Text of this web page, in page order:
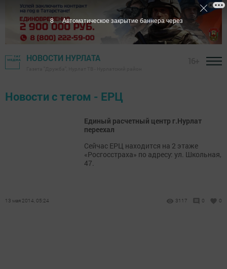
НОВОСТИ НУРЛАТА
Новости с тегом - ЕРЦ
Единый расчетный центр г.Нурлат
переехал
Сейчас ЕРЦ находится на 2 этаже
«Росгосстраха» по адресу: ул. Школьная,
47.
13 мая 2014, 05:24 3117 0 0
7 Автоматическое закрытие баннера через